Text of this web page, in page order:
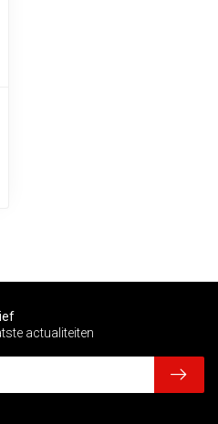
actualiteiten